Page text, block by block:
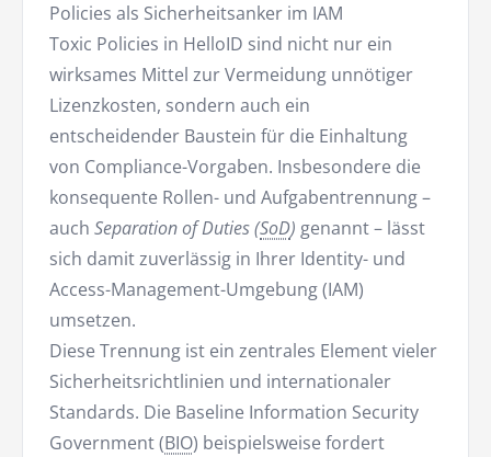
Policies als Sicherheitsanker im IAM
Toxic Policies in HelloID sind nicht nur ein
wirksames Mittel zur Vermeidung unnötiger
Lizenzkosten, sondern auch ein
entscheidender Baustein für die Einhaltung
von Compliance-Vorgaben. Insbesondere die
konsequente Rollen- und Aufgabentrennung –
auch Separation of Duties (SoD) genannt – lässt
sich damit zuverlässig in Ihrer Identity- und
Access-Management-Umgebung (IAM)
umsetzen.
Diese Trennung ist ein zentrales Element vieler
Sicherheitsrichtlinien und internationaler
Standards. Die Baseline Information Security
Government (BIO) beispielsweise fordert